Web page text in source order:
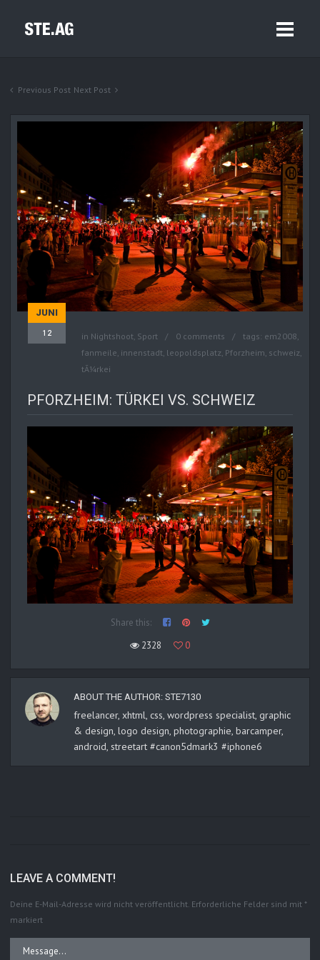
Previous Post Next Post
JUNI
12 in Nightshoot, Sport 0 comments tags: em2008,
fanmeile, innenstadt, leopoldsplatz, Pforzheim, schweiz,
tÃ¼rkei
PFORZHEIM: TÜRKEI VS. SCHWEIZ
Share this:
2328
0
ABOUT THE AUTHOR: STE7130
freelancer, xhtml, css, wordpress specialist, graphic
& design, logo design, photographie, barcamper,
android, streetart #canon5dmark3 #iphone6
LEAVE A COMMENT!
Deine E-Mail-Adresse wird nicht veröffentlicht. Erforderliche Felder sind mit *
markiert